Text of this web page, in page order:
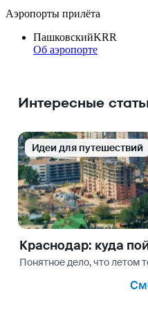
Аэропорты прилёта
ПашковскийKRR
Об аэропорте
Интересные
Идеи для путешествий
Краснодар: куда
Понятное дело, что летом